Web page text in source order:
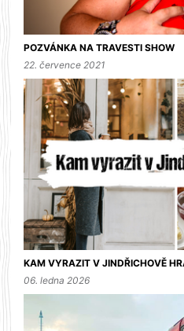
POZVÁNKA NA TRAVESTI SHOW
22. července 2021
KAM VYRAZIT V JINDŘICHOVĚ
06. ledna 2026